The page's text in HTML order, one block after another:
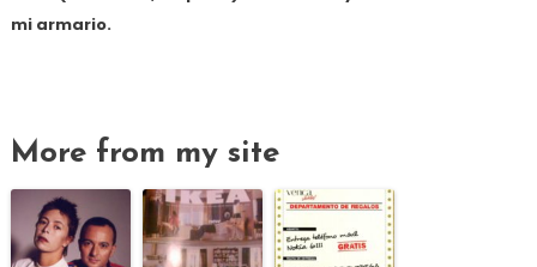
mi armario.
More from my site